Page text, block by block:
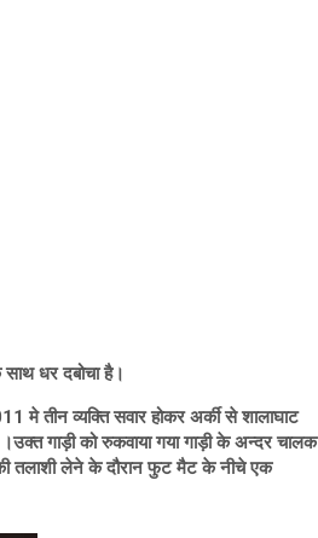
धर दबोचा है।
मे तीन व्यक्ति सवार होकर अर्की से शालाघाट
गाड़ी को रुकवाया गया गाड़ी के अन्दर चालक
की तलाशी लेने के दौरान फुट मैट के नीचे एक